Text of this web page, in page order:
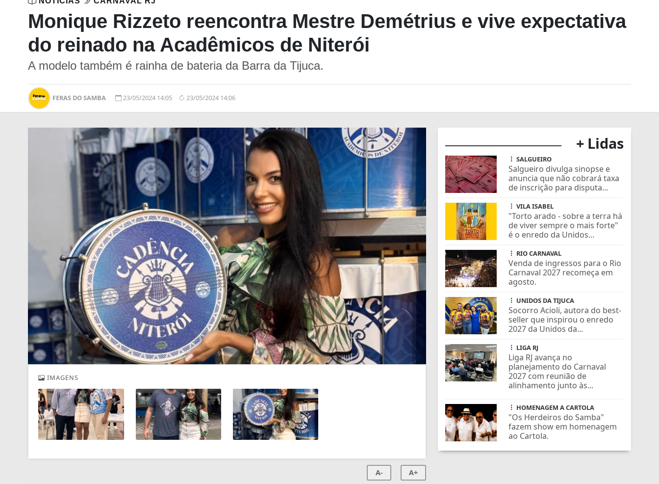
Monique Rizzeto reencontra Mestre Demétrius e vive expectativa
do reinado na Acadêmicos de Niterói
A modelo também é rainha de bateria da Barra da Tijuca.
FERAS DO SAMBA 23/05/2024 14:05 23/05/2024 14:06
IMAGENS
A- A+
+ Lidas
SALGUEIRO
Salgueiro divulga sinopse e
anuncia que não cobrará taxa
de inscrição para disputa...
VILA ISABEL
"Torto arado - sobre a terra há
de viver sempre o mais forte"
é o enredo da Unidos...
RIO CARNAVAL
Venda de ingressos para o Rio
Carnaval 2027 recomeça em
agosto.
UNIDOS DA TIJUCA
Socorro Acioli, autora do best-
seller que inspirou o enredo
2027 da Unidos da...
LIGA RJ
Liga RJ avança no
planejamento do Carnaval
2027 com reunião de
alinhamento junto às...
HOMENAGEM A CARTOLA
"Os Herdeiros do Samba"
fazem show em homenagem
ao Cartola.